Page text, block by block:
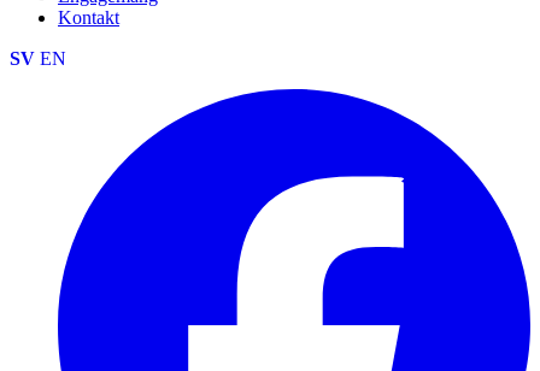
Kontakt
SV EN